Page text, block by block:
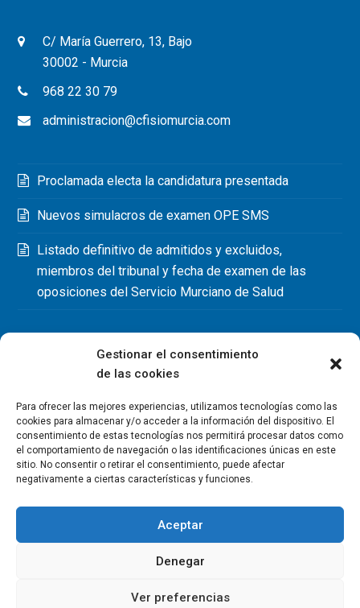
Gestionar el consentimiento
de las cookies
Para ofrecer las mejores experiencias, utilizamos tecnologías como las
cookies para almacenar y/o acceder a la información del dispositivo. El
consentimiento de estas tecnologías nos permitirá procesar datos como
el comportamiento de navegación o las identificaciones únicas en este
sitio. No consentir o retirar el consentimiento, puede afectar
negativamente a ciertas características y funciones.
Aceptar
Denegar
Ver preferencias
C/ María Guerrero, 13, Bajo
30002 - Murcia
968 22 30 79
administracion@cfisiomurcia.com
Proclamada electa la candidatura presentada
Nuevos simulacros de examen OPE SMS
Listado definitivo de admitidos y excluidos,
miembros del tribunal y fecha de examen de las
oposiciones del Servicio Murciano de Salud
Copyright Colegio Oficial de Fisioterapeutas de la Región de